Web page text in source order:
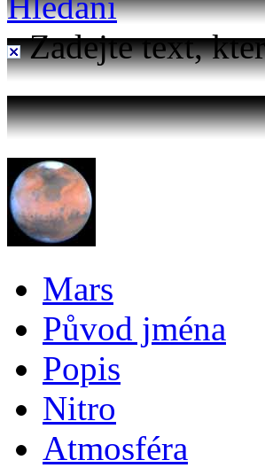
Zadejte text,
Mars
Původ jména
Popis
Nitro
Atmosféra